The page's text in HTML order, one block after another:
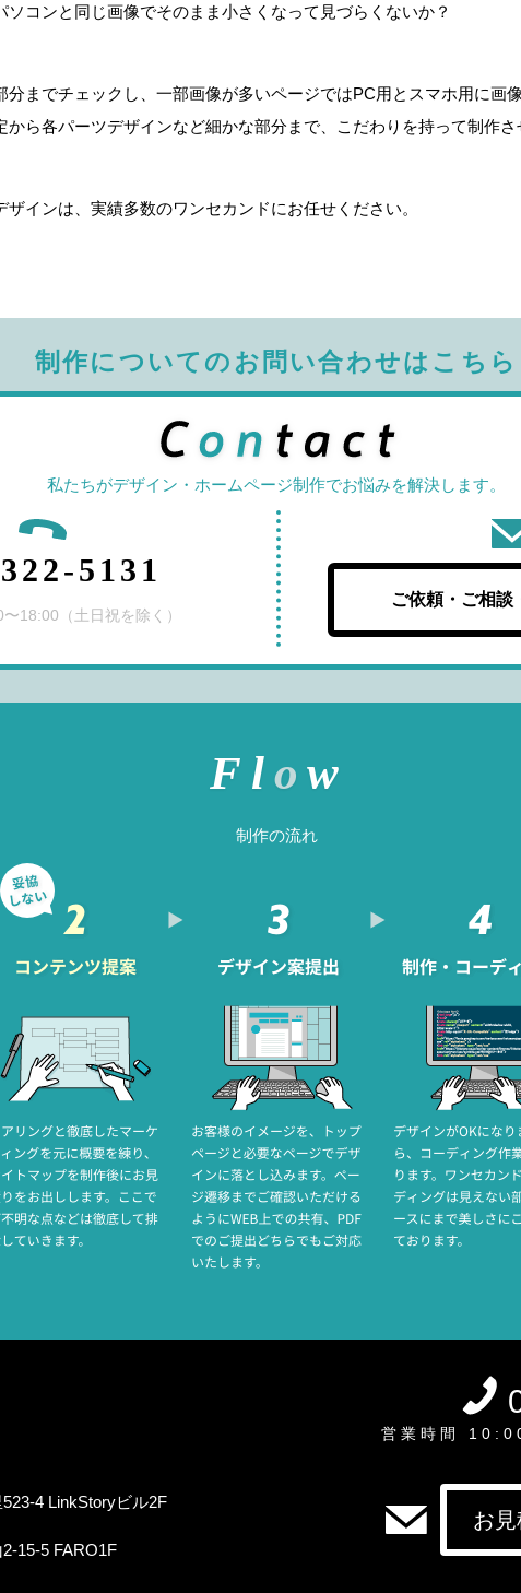
ソコンと同じ画像でそのまま小さくなって見づらくないか？
分までチェックし、一部画像が多いページではPC用とスマホ用に画
から各パーツデザインなど細かな部分まで、こだわりを持って制作
ザインは、実績多数のワンセカンドにお任せください。
制作についてのお問い合わせはこちら
私たちがデザイン・ホームページ制作でお悩みを解決します。
5131
18:00（土日祝を除く）
ご依頼・ご相談
制作の流れ
4 LinkStoryビル2F
15-5 FARO1F
営業時間
お